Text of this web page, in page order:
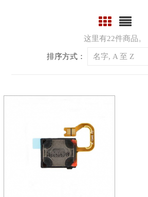
这里有22件商品。
排序方式： 名字, A 至 Z